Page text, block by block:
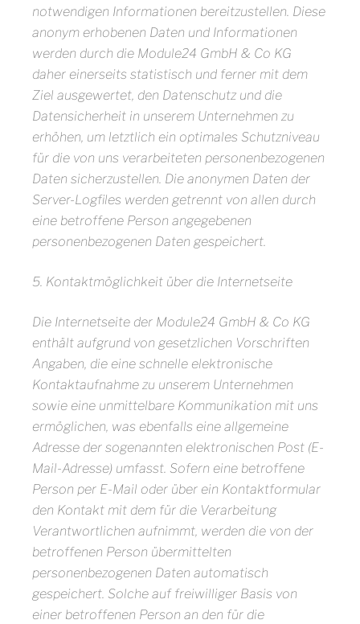
notwendigen Informationen bereitzustellen. Diese
anonym erhobenen Daten und Informationen
werden durch die Module24 GmbH & Co KG
daher einerseits statistisch und ferner mit dem
Ziel ausgewertet, den Datenschutz und die
Datensicherheit in unserem Unternehmen zu
erhöhen, um letztlich ein optimales Schutzniveau
für die von uns verarbeiteten personenbezogenen
Daten sicherzustellen. Die anonymen Daten der
Server-Logfiles werden getrennt von allen durch
eine betroffene Person angegebenen
personenbezogenen Daten gespeichert.
5. Kontaktmöglichkeit über die Internetseite
Die Internetseite der Module24 GmbH & Co KG
enthält aufgrund von gesetzlichen Vorschriften
Angaben, die eine schnelle elektronische
Kontaktaufnahme zu unserem Unternehmen
sowie eine unmittelbare Kommunikation mit uns
ermöglichen, was ebenfalls eine allgemeine
Adresse der sogenannten elektronischen Post (E-
Mail-Adresse) umfasst. Sofern eine betroffene
Person per E-Mail oder über ein Kontaktformular
den Kontakt mit dem für die Verarbeitung
Verantwortlichen aufnimmt, werden die von der
betroffenen Person übermittelten
personenbezogenen Daten automatisch
gespeichert. Solche auf freiwilliger Basis von
einer betroffenen Person an den für die